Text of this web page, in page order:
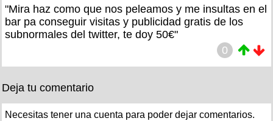
"Mira haz como que nos peleamos y me insultas en el
bar pa conseguir visitas y publicidad gratis de los
subnormales del twitter, te doy 50€"
0
Deja tu comentario
Necesitas tener una cuenta para poder dejar comentarios.